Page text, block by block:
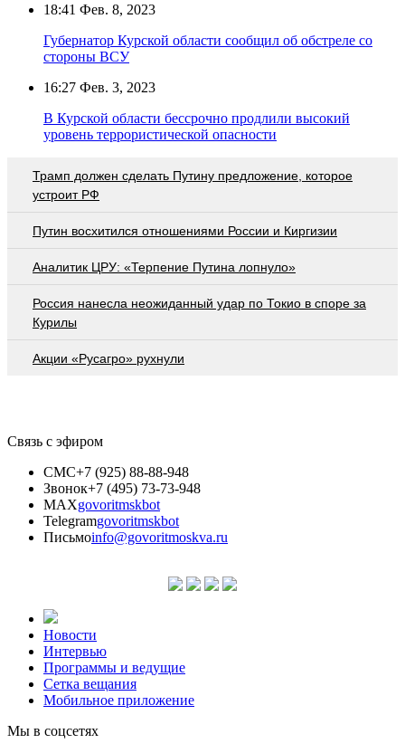
18:41 Фев. 8, 2023
Губернатор Курской области сообщил об обстреле со
стороны ВСУ
16:27 Фев. 3, 2023
В Курской области бессрочно продлили высокий
уровень террористической опасности
Трамп должен сделать Путину предложение, которое
устроит РФ
Путин восхитился отношениями России и Киргизии
Аналитик ЦРУ: «Терпение Путина лопнуло»
Россия нанесла неожиданный удар по Токио в споре за
Курилы
Акции «Русагро» рухнули
Связь с эфиром
СМС+7 (925) 88-88-948
Звонок+7 (495) 73-73-948
MAXgovoritmskbot
Telegramgovoritmskbot
Письмоinfo@govoritmoskva.ru
Новости
Интервью
Программы и ведущие
Сетка вещания
Мобильное приложение
Мы в соцсетях